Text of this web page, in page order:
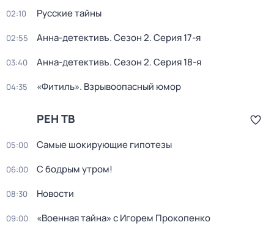
02:10 Русские тайны
02:55 Анна-детективъ. Сезон 2. Серия 17-я
03:40 Анна-детективъ. Сезон 2. Серия 18-я
04:35 «Фитиль». Взрывоопасный юмор
РЕН ТВ
05:00 Самые шoкиpующие гипотезы
06:00 С бодрым утром!
08:30 Новости
09:00 «Военная тайна» с Игорем Прокопенко